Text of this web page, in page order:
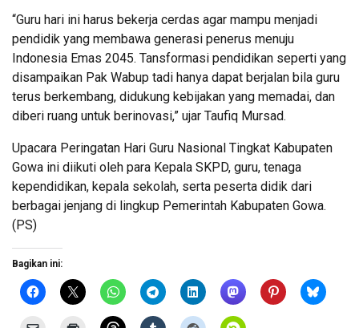
“Guru hari ini harus bekerja cerdas agar mampu menjadi
pendidik yang membawa generasi penerus menuju
Indonesia Emas 2045. Tansformasi pendidikan seperti yang
disampaikan Pak Wabup tadi hanya dapat berjalan bila guru
terus berkembang, didukung kebijakan yang memadai, dan
diberi ruang untuk berinovasi,” ujar Taufiq Mursad.
Upacara Peringatan Hari Guru Nasional Tingkat Kabupaten
Gowa ini diikuti oleh para Kepala SKPD, guru, tenaga
kependidikan, kepala sekolah, serta peserta didik dari
berbagai jenjang di lingkup Pemerintah Kabupaten Gowa.
(PS)
Bagikan ini: